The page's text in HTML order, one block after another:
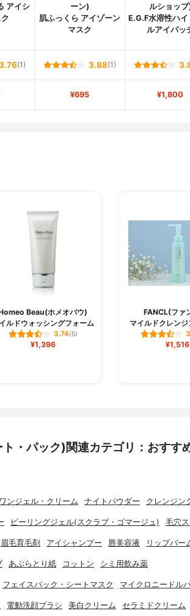
アイシ
ーン)
肌ふっくら アイゾーン
マスク
ルショップ
E.G.F水溶性ハ
ルアイパッ
(1) 3.88(1)
¥695 ¥1,800
Beau(ホメオバウ)
ルドウォッシングフォーム
3.74(5)
¥1,396
FANCL(ファ
マイルドクレン
¥1,516
・パック)関連カテゴリ：おすす
ンジェル・クリーム ナイトパウダー クレンジン
ピーリングジェル(スクラブ・ゴマージュ) 毛穴
眉毛育毛剤 アイシャンプー 唇美容液 リップバー
あぶらとり紙 コットン シミ用飲み薬
フェイスパック・シートマスク マイクロニードル
電動洗顔ブラシ 美白クリーム セラミドクリーム